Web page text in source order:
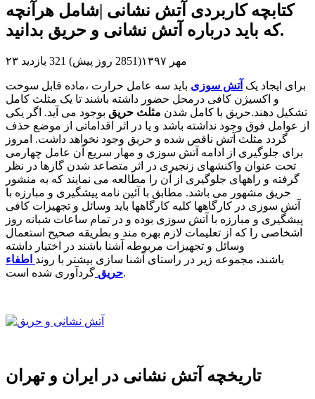
کتابچه کاربردی آتش نشانی |شامل هرآنچه
که باید درباره آتش نشانی و حریق بدانید.
۲۳ مهر ۱۳۹۷(2851 روز پیش) 321 بازدید
برای ایجاد یک آتش سوزی باید سه عامل حرارت ،ماده قابل سوخت
و اکسیژن کافی درمحل حضور داشته باشند تا یک مثلث کامل
تشکیل دهند.حریق با کامل شدن مثلث حریق بوجود می آید. اگر یکی
از عوامل فوق وجود نداشته باشد و یا در اثر اقداماتی از موضع حذف
گردد مثلث آتش ناقص شده و حریق وجود نخواهد داشت. امروز
برای جلوگیری از ادامه آتش سوزی و مهار سریع آن عامل چهارمی
تحت عنوان واکنشهای زنجیری در اثر متصاعد شدن گازها در نظر
گرفته و راههای جلوگیری از آن را مطالعه می نمایند که به منشور
حریق مشهور می باشد. مطابق با آئین نامه پیشگیری و مبارزه با
آتش سوزی در کارگاهها کلیه کارگاهها باید وسائل و تجهیزات کافی
پیشگیری و مبارزه با آتش سوزی بوده و در تمام ساعات شبانه روز
اشخاصی را که از تعلیمات لازم بهره مند و بطریقه صحیح استعمال
وسائل و تجهیزات مربوطه آشنا باشند در اختیار داشته
باشند. مجموعه زیر در راستای آشنا سازی بیشتر با روند اطفاء
حریقگردآوری شده است.
تاریخچه آتش نشانی در ایران و تهران